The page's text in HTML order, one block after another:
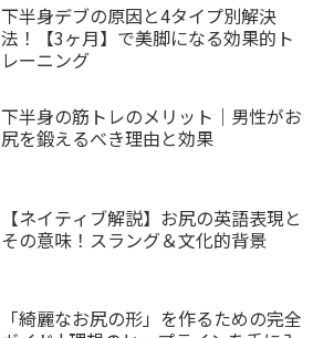
下半身デブの原因と4タイプ別解決
法！【3ヶ月】で美脚になる効果的ト
レーニング
下半身の筋トレのメリット｜男性がお
尻を鍛えるべき理由と効果
【ネイティブ解説】お尻の英語表現と
その意味！スラング＆文化的背景
「綺麗なお尻の形」を作るための完全